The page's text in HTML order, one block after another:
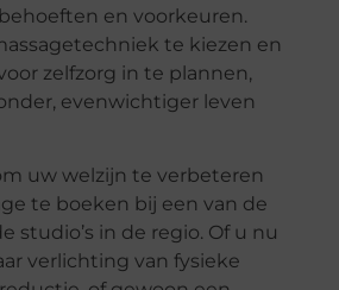
en voorkeuren.
te kiezen en
zelfzorg in te plannen,
evenwichtiger leven
uw welzijn te verbeteren
te boeken bij een van de
studio’s in de regio. Of u nu
verlichting van fysieke